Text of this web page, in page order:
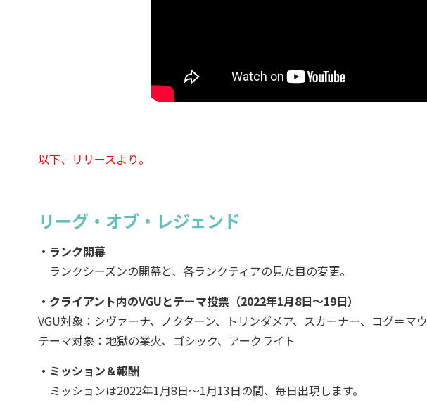
以下、リリースより。
リーグ・オブ・レジェンド
・ランク開幕
ランクシーズンの開幕と、各ランクティアの見た目の変更。
・クライアント内のVGUとテーマ投票（2022年1月8日～19日）
VGU対象：シヴァーナ、ノクターン、トリンダメア、スカーナー、コグ＝マウ
テーマ対象：地獄の業火、ゴシック、アークライト
・ミッション＆報酬
ミッションは2022年1月8日～1月13日の間、毎日出現します。